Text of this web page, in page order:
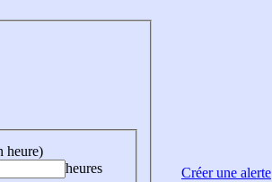
heure)
heures
Créer une alerte